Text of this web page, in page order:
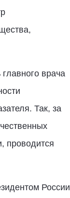
врача
Так, за
проводится
России